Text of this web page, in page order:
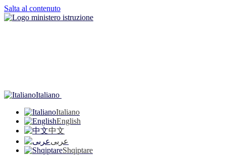
Salta al contenuto
Italiano
Italiano
English
中文
عربى
Shqiptare